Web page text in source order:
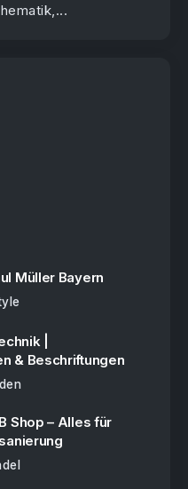
Müller Bayern
|
& Beschriftungen
Shop – Alles für